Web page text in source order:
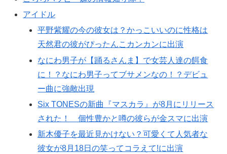
アイドル
平野紫耀の今の彼女は？かっこいいのに性格は
天然君の彼がぴったんこカンカンに出演
なにわ男子が【踊るさんま】で女芸人達の餌食
に！？なにわ男子ってブサメンなの！？デビュ
ー曲に強敵出現
Six TONESの新曲『マスカラ』が8月にリリース
された！ 個性豊かと噂の彼らが金スマに出演
新木優子を最近見かけない？可愛くて人気者な
彼女が8月18日の笑ってコラえて!に出演